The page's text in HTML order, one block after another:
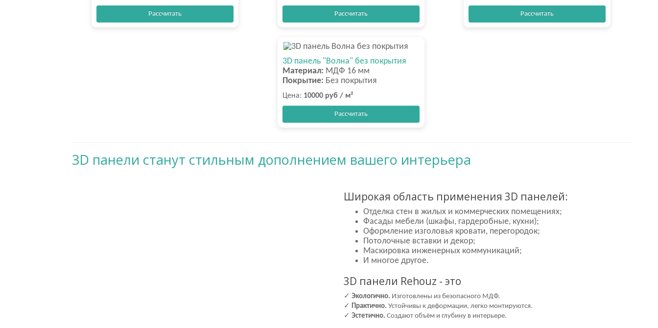
Рассчитать Рассчитать Рассчитать
3D панель "Волна" без покрытия
Материал: МДФ 16 мм
Покрытие: Без покрытия
Цена: 10000 руб / м²
Рассчитать
3D панели станут стильным дополнением вашего интерьера
Широкая область применения 3D панелей:
Отделка стен в жилых и коммерческих помещениях;
Фасады мебели (шкафы, гардеробные, кухни);
Оформление изголовья кровати, перегородок;
Потолочные вставки и декор;
Маскировка инженерных коммуникаций;
И многое другое.
3D панели Rehouz - это
✓ Экологично. Изготовлены из безопасного МДФ.
✓ Практично. Устойчивы к деформации, легко монтируются.
✓ Эстетично. Создают объём и глубину в интерьере.